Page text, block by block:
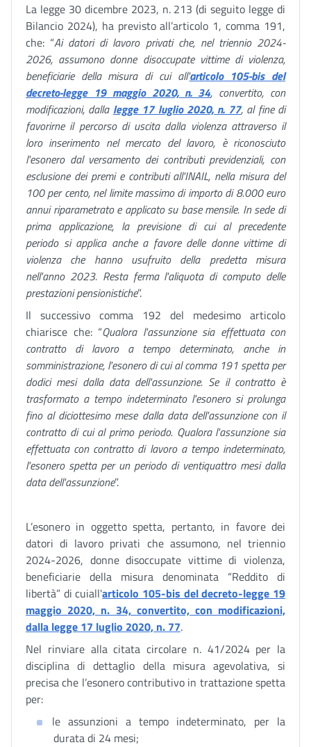
La legge 30 dicembre 2023, n. 213 (di seguito legge di
Bilancio 2024), ha previsto all’articolo 1, comma 191,
che: “Ai datori di lavoro privati che, nel triennio 2024-
2026, assumono donne disoccupate vittime di violenza,
beneficiarie della misura di cui all'articolo 105-bis del
decreto-legge 19 maggio 2020, n. 34, convertito, con
modificazioni, dalla legge 17 luglio 2020, n. 77, al fine di
favorirne il percorso di uscita dalla violenza attraverso il
loro inserimento nel mercato del lavoro, è riconosciuto
l'esonero dal versamento dei contributi previdenziali, con
esclusione dei premi e contributi all'INAIL, nella misura del
100 per cento, nel limite massimo di importo di 8.000 euro
annui riparametrato e applicato su base mensile. In sede di
prima applicazione, la previsione di cui al precedente
periodo si applica anche a favore delle donne vittime di
violenza che hanno usufruito della predetta misura
nell'anno 2023. Resta ferma l'aliquota di computo delle
prestazioni pensionistiche”.
Il successivo comma 192 del medesimo articolo
chiarisce che: “Qualora l'assunzione sia effettuata con
contratto di lavoro a tempo determinato, anche in
somministrazione, l'esonero di cui al comma 191 spetta per
dodici mesi dalla data dell'assunzione. Se il contratto è
trasformato a tempo indeterminato l'esonero si prolunga
fino al diciottesimo mese dalla data dell'assunzione con il
contratto di cui al primo periodo. Qualora l'assunzione sia
effettuata con contratto di lavoro a tempo indeterminato,
l'esonero spetta per un periodo di ventiquattro mesi dalla
data dell'assunzione”.
L’esonero in oggetto spetta, pertanto, in favore dei
datori di lavoro privati che assumono, nel triennio
2024-2026, donne disoccupate vittime di violenza,
beneficiarie della misura denominata “Reddito di
libertà” di cuiall'articolo 105-bis del decreto-legge 19
maggio 2020, n. 34, convertito, con modificazioni,
dalla legge 17 luglio 2020, n. 77.
Nel rinviare alla citata circolare n. 41/2024 per la
disciplina di dettaglio della misura agevolativa, si
precisa che l’esonero contributivo in trattazione spetta
per:
le assunzioni a tempo indeterminato, per la
durata di 24 mesi;